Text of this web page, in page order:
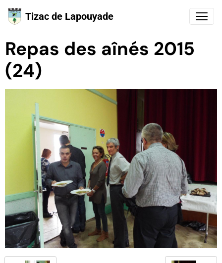
Tizac de Lapouyade
Repas des aînés 2015
(24)